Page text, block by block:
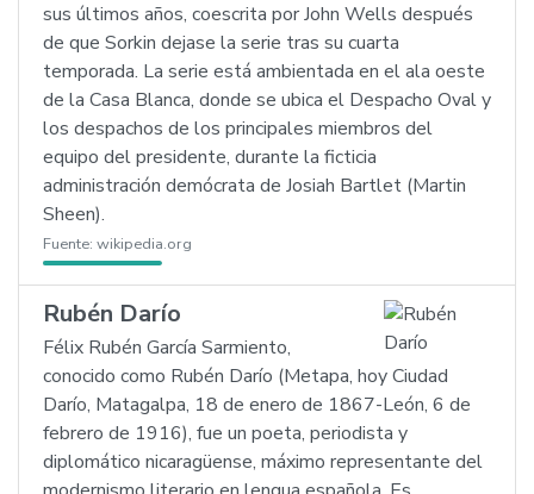
sus últimos años, coescrita por John Wells después
de que Sorkin dejase la serie tras su cuarta
temporada. La serie está ambientada en el ala oeste
de la Casa Blanca, donde se ubica el Despacho Oval y
los despachos de los principales miembros del
equipo del presidente, durante la ficticia
administración demócrata de Josiah Bartlet (Martin
Sheen).
Fuente: wikipedia.org
Rubén Darío
Félix Rubén García Sarmiento,
conocido como Rubén Darío (Metapa, hoy Ciudad
Darío, Matagalpa, 18 de enero de 1867-León, 6 de
febrero de 1916), fue un poeta, periodista y
diplomático nicaragüense, máximo representante del